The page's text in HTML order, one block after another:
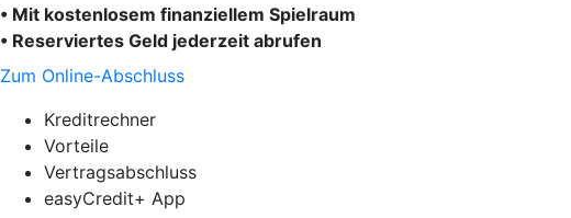
• Mit kostenlosem finanziellem Spielraum
• Reserviertes Geld jederzeit abrufen
Zum Online-Abschluss
Kreditrechner
Vorteile
Vertragsabschluss
easyCredit+ App